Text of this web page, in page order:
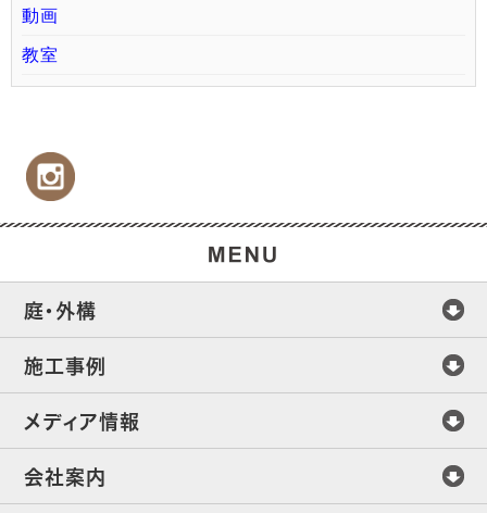
動画
教室
庭・外構
施工事例
メディア情報
会社案内